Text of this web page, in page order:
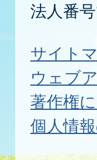
法人番
サイト
ウェブ
著作権
個人情